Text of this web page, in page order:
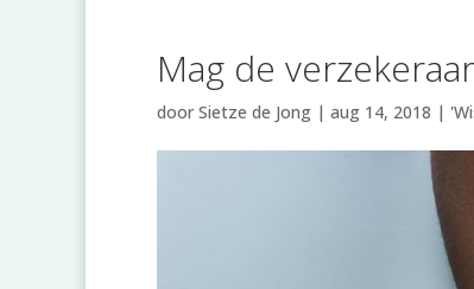
Mag de
door Sietze de Jong | aug 14, 2018 |